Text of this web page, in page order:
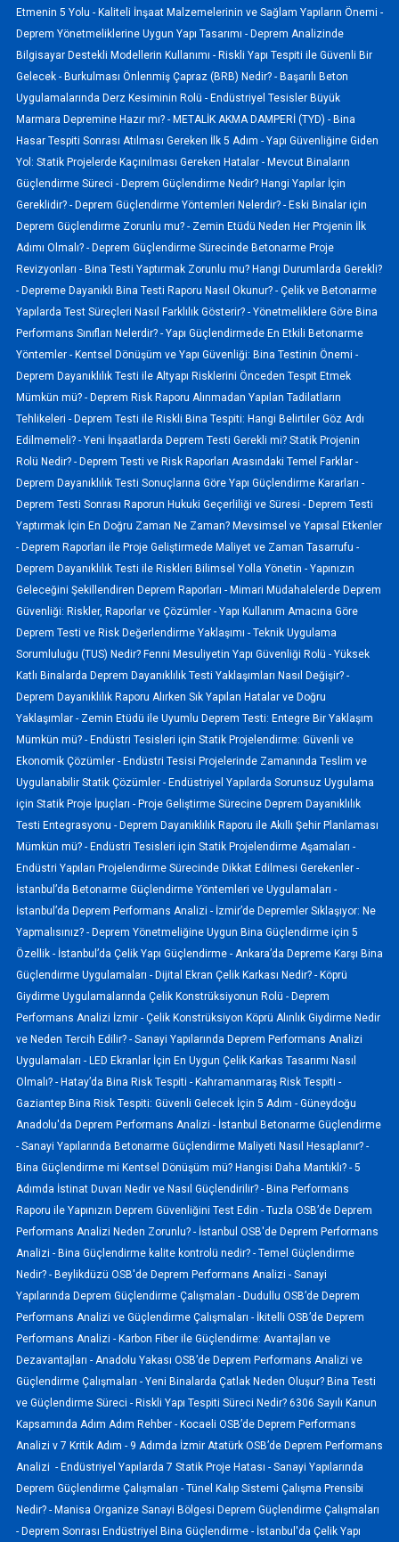
Etmenin 5 Yolu - Kaliteli İnşaat Malzemelerinin ve Sağlam Yapıların Önemi -
Deprem Yönetmeliklerine Uygun Yapı Tasarımı - Deprem Analizinde
Bilgisayar Destekli Modellerin Kullanımı - Riskli Yapı Tespiti ile Güvenli Bir
Gelecek - Burkulması Önlenmiş Çapraz (BRB) Nedir? - Başarılı Beton
Uygulamalarında Derz Kesiminin Rolü - Endüstriyel Tesisler Büyük
Marmara Depremine Hazır mı? - METALİK AKMA DAMPERİ (TYD) - Bina
Hasar Tespiti Sonrası Atılması Gereken İlk 5 Adım - Yapı Güvenliğine Giden
Yol: Statik Projelerde Kaçınılması Gereken Hatalar - Mevcut Binaların
Güçlendirme Süreci - Deprem Güçlendirme Nedir? Hangi Yapılar İçin
Gereklidir? - Deprem Güçlendirme Yöntemleri Nelerdir? - Eski Binalar için
Deprem Güçlendirme Zorunlu mu? - Zemin Etüdü Neden Her Projenin İlk
Adımı Olmalı? - Deprem Güçlendirme Sürecinde Betonarme Proje
Revizyonları - Bina Testi Yaptırmak Zorunlu mu? Hangi Durumlarda Gerekli?
- Depreme Dayanıklı Bina Testi Raporu Nasıl Okunur? - Çelik ve Betonarme
Yapılarda Test Süreçleri Nasıl Farklılık Gösterir? - Yönetmeliklere Göre Bina
Performans Sınıfları Nelerdir? - Yapı Güçlendirmede En Etkili Betonarme
Yöntemler - Kentsel Dönüşüm ve Yapı Güvenliği: Bina Testinin Önemi -
Deprem Dayanıklılık Testi ile Altyapı Risklerini Önceden Tespit Etmek
Mümkün mü? - Deprem Risk Raporu Alınmadan Yapılan Tadilatların
Tehlikeleri - Deprem Testi ile Riskli Bina Tespiti: Hangi Belirtiler Göz Ardı
Edilmemeli? - Yeni İnşaatlarda Deprem Testi Gerekli mi? Statik Projenin
Rolü Nedir? - Deprem Testi ve Risk Raporları Arasındaki Temel Farklar -
Deprem Dayanıklılık Testi Sonuçlarına Göre Yapı Güçlendirme Kararları -
Deprem Testi Sonrası Raporun Hukuki Geçerliliği ve Süresi - Deprem Testi
Yaptırmak İçin En Doğru Zaman Ne Zaman? Mevsimsel ve Yapısal Etkenler
- Deprem Raporları ile Proje Geliştirmede Maliyet ve Zaman Tasarrufu -
Deprem Dayanıklılık Testi ile Riskleri Bilimsel Yolla Yönetin - Yapınızın
Geleceğini Şekillendiren Deprem Raporları - Mimari Müdahalelerde Deprem
Güvenliği: Riskler, Raporlar ve Çözümler - Yapı Kullanım Amacına Göre
Deprem Testi ve Risk Değerlendirme Yaklaşımı - Teknik Uygulama
Sorumluluğu (TUS) Nedir? Fenni Mesuliyetin Yapı Güvenliği Rolü - Yüksek
Katlı Binalarda Deprem Dayanıklılık Testi Yaklaşımları Nasıl Değişir? -
Deprem Dayanıklılık Raporu Alırken Sık Yapılan Hatalar ve Doğru
Yaklaşımlar - Zemin Etüdü ile Uyumlu Deprem Testi: Entegre Bir Yaklaşım
Mümkün mü? - Endüstri Tesisleri için Statik Projelendirme: Güvenli ve
Ekonomik Çözümler - Endüstri Tesisi Projelerinde Zamanında Teslim ve
Uygulanabilir Statik Çözümler - Endüstriyel Yapılarda Sorunsuz Uygulama
için Statik Proje İpuçları - Proje Geliştirme Sürecine Deprem Dayanıklılık
Testi Entegrasyonu - Deprem Dayanıklılık Raporu ile Akıllı Şehir Planlaması
Mümkün mü? - Endüstri Tesisleri için Statik Projelendirme Aşamaları -
Endüstri Yapıları Projelendirme Sürecinde Dikkat Edilmesi Gerekenler -
İstanbul’da Betonarme Güçlendirme Yöntemleri ve Uygulamaları -
İstanbul’da Deprem Performans Analizi - İzmir’de Depremler Sıklaşıyor: Ne
Yapmalısınız? - Deprem Yönetmeliğine Uygun Bina Güçlendirme için 5
Özellik - İstanbul’da Çelik Yapı Güçlendirme - Ankara’da Depreme Karşı Bina
Güçlendirme Uygulamaları - Dijital Ekran Çelik Karkası Nedir? - Köprü
Giydirme Uygulamalarında Çelik Konstrüksiyonun Rolü - Deprem
Performans Analizi İzmir - Çelik Konstrüksiyon Köprü Alınlık Giydirme Nedir
ve Neden Tercih Edilir? - Sanayi Yapılarında Deprem Performans Analizi
Uygulamaları - LED Ekranlar İçin En Uygun Çelik Karkas Tasarımı Nasıl
Olmalı? - Hatay’da Bina Risk Tespiti - Kahramanmaraş Risk Tespiti -
Gaziantep Bina Risk Tespiti: Güvenli Gelecek İçin 5 Adım - Güneydoğu
Anadolu'da Deprem Performans Analizi - İstanbul Betonarme Güçlendirme
- Sanayi Yapılarında Betonarme Güçlendirme Maliyeti Nasıl Hesaplanır? -
Bina Güçlendirme mi Kentsel Dönüşüm mü? Hangisi Daha Mantıklı? - 5
Adımda İstinat Duvarı Nedir ve Nasıl Güçlendirilir? - Bina Performans
Raporu ile Yapınızın Deprem Güvenliğini Test Edin - Tuzla OSB’de Deprem
Performans Analizi Neden Zorunlu? - İstanbul OSB'de Deprem Performans
Analizi - Bina Güçlendirme kalite kontrolü nedir? - Temel Güçlendirme
Nedir? - Beylikdüzü OSB'de Deprem Performans Analizi - Sanayi
Yapılarında Deprem Güçlendirme Çalışmaları - Dudullu OSB’de Deprem
Performans Analizi ve Güçlendirme Çalışmaları - İkitelli OSB’de Deprem
Performans Analizi - Karbon Fiber ile Güçlendirme: Avantajları ve
Dezavantajları - Anadolu Yakası OSB’de Deprem Performans Analizi ve
Güçlendirme Çalışmaları - Yeni Binalarda Çatlak Neden Oluşur? Bina Testi
ve Güçlendirme Süreci - Riskli Yapı Tespiti Süreci Nedir? 6306 Sayılı Kanun
Kapsamında Adım Adım Rehber - Kocaeli OSB’de Deprem Performans
Analizi v 7 Kritik Adım - 9 Adımda İzmir Atatürk OSB’de Deprem Performans
Analizi - Endüstriyel Yapılarda 7 Statik Proje Hatası - Sanayi Yapılarında
Deprem Güçlendirme Çalışmaları - Tünel Kalıp Sistemi Çalışma Prensibi
Nedir? - Manisa Organize Sanayi Bölgesi Deprem Güçlendirme Çalışmaları
- Deprem Sonrası Endüstriyel Bina Güçlendirme - İstanbul'da Çelik Yapı